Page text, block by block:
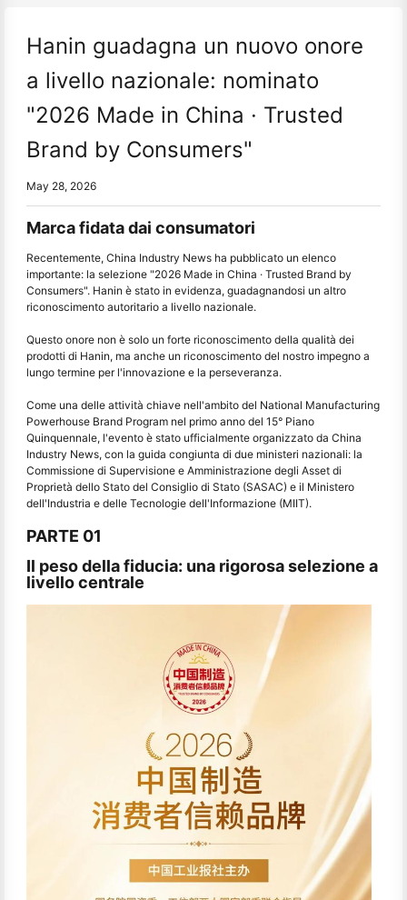
Hanin guadagna un nuovo onore
a livello nazionale: nominato
"2026 Made in China · Trusted
Brand by Consumers"
May 28, 2026
Marca fidata dai consumatori
Recentemente, China Industry News ha pubblicato un elenco
importante: la selezione "2026 Made in China · Trusted Brand by
Consumers". Hanin è stato in evidenza, guadagnandosi un altro
riconoscimento autoritario a livello nazionale.
Questo onore non è solo un forte riconoscimento della qualità dei
prodotti di Hanin, ma anche un riconoscimento del nostro impegno a
lungo termine per l'innovazione e la perseveranza.
Come una delle attività chiave nell'ambito del National Manufacturing
Powerhouse Brand Program nel primo anno del 15° Piano
Quinquennale, l'evento è stato ufficialmente organizzato da China
Industry News, con la guida congiunta di due ministeri nazionali: la
Commissione di Supervisione e Amministrazione degli Asset di
Proprietà dello Stato del Consiglio di Stato (SASAC) e il Ministero
dell'Industria e delle Tecnologie dell'Informazione (MIIT).
PARTE 01
Il peso della fiducia: una rigorosa selezione a
livello centrale